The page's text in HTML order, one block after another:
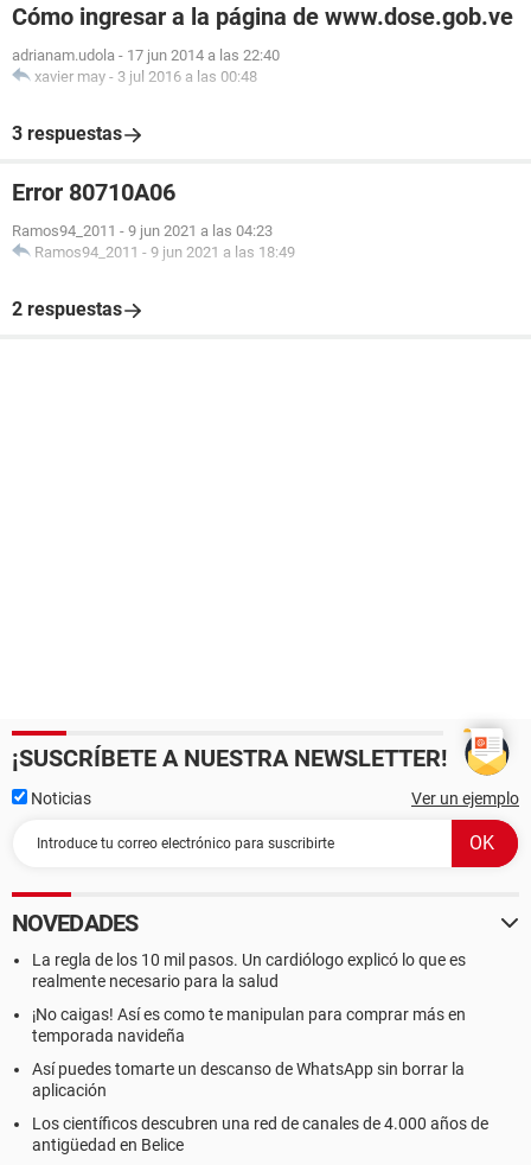
Cómo ingresar a la página de www.dose.gob.ve
adrianam.udola - 17 jun 2014 a las 22:40
xavier may - 3 jul 2016 a las 00:48
3 respuestas
Error 80710A06
Ramos94_2011 - 9 jun 2021 a las 04:23
Ramos94_2011 - 9 jun 2021 a las 18:49
2 respuestas
¡SUSCRÍBETE A NUESTRA NEWSLETTER!
Noticias Ver un ejemplo
NOVEDADES
La regla de los 10 mil pasos. Un cardiólogo explicó lo que es
realmente necesario para la salud
¡No caigas! Así es como te manipulan para comprar más en
temporada navideña
Así puedes tomarte un descanso de WhatsApp sin borrar la
aplicación
Los científicos descubren una red de canales de 4.000 años de
antigüedad en Belice